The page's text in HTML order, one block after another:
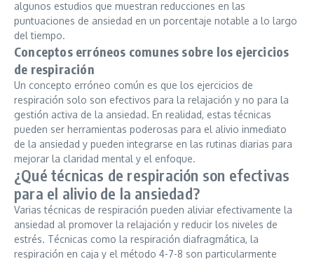
algunos estudios que muestran reducciones en las
puntuaciones de ansiedad en un porcentaje notable a lo largo
del tiempo.
Conceptos erróneos comunes sobre los ejercicios
de respiración
Un concepto erróneo común es que los ejercicios de
respiración solo son efectivos para la relajación y no para la
gestión activa de la ansiedad. En realidad, estas técnicas
pueden ser herramientas poderosas para el alivio inmediato
de la ansiedad y pueden integrarse en las rutinas diarias para
mejorar la claridad mental y el enfoque.
¿Qué técnicas de respiración son efectivas
para el alivio de la ansiedad?
Varias técnicas de respiración pueden aliviar efectivamente la
ansiedad al promover la relajación y reducir los niveles de
estrés. Técnicas como la respiración diafragmática, la
respiración en caja y el método 4-7-8 son particularmente